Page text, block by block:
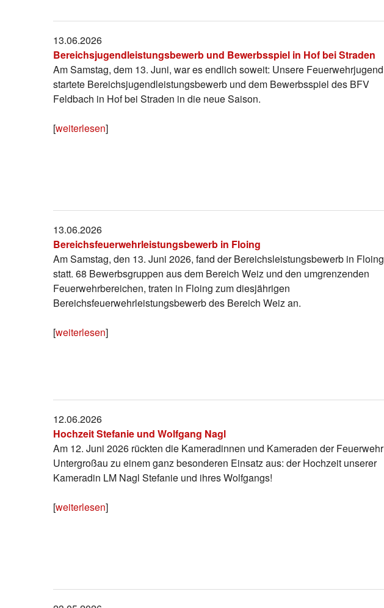
13.06.2026
Bereichsjugendleistungsbewerb und Bewerbsspiel in Hof bei Straden
Am Samstag, dem 13. Juni, war es endlich soweit: Unsere Feuerwehrjugend
startete Bereichsjugendleistungsbewerb und dem Bewerbsspiel des BFV
Feldbach in Hof bei Straden in die neue Saison.
[weiterlesen]
13.06.2026
Bereichsfeuerwehrleistungsbewerb in Floing
Am Samstag, den 13. Juni 2026, fand der Bereichsleistungsbewerb in Floing
statt. 68 Bewerbsgruppen aus dem Bereich Weiz und den umgrenzenden
Feuerwehrbereichen, traten in Floing zum diesjährigen
Bereichsfeuerwehrleistungsbewerb des Bereich Weiz an.
[weiterlesen]
12.06.2026
Hochzeit Stefanie und Wolfgang Nagl
Am 12. Juni 2026 rückten die Kameradinnen und Kameraden der Feuerwehr
Untergroßau zu einem ganz besonderen Einsatz aus: der Hochzeit unserer
Kameradin LM Nagl Stefanie und ihres Wolfgangs!
[weiterlesen]